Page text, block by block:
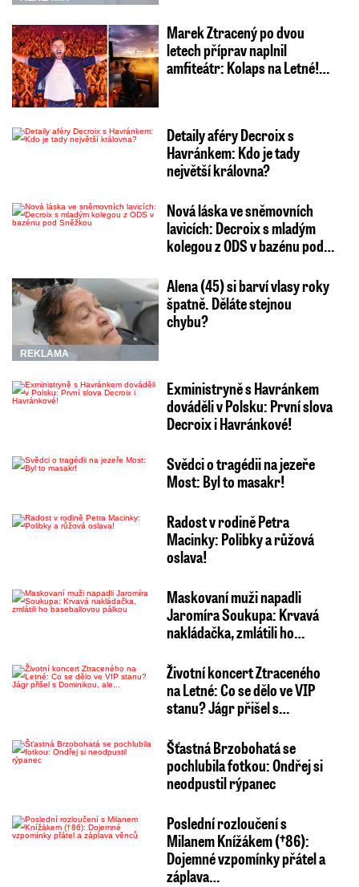
Marek Ztracený po dvou
letech příprav naplnil
amfiteátr: Kolaps na Letné!…
Detaily aféry Decroix s
Havránkem: Kdo je tady
největší královna?
Nová láska ve sněmovních
lavicích: Decroix s mladým
kolegou z ODS v bazénu pod…
REKLAMA
Alena (45) si barví vlasy roky
špatně. Děláte stejnou
chybu?
Exministryně s Havránkem
dováděli v Polsku: První slova
Decroix i Havránkové!
Svědci o tragédii na jezeře
Most: Byl to masakr!
Radost v rodině Petra
Macinky: Polibky a růžová
oslava!
Maskovaní muži napadli
Jaromíra Soukupa: Krvavá
nakládačka, zmlátili ho…
Životní koncert Ztraceného
na Letné: Co se dělo ve VIP
stanu? Jágr přišel s…
Šťastná Brzobohatá se
pochlubila fotkou: Ondřej si
neodpustil rýpanec
Poslední rozloučení s
Milanem Knížákem (†86):
Dojemné vzpomínky přátel a
záplava…